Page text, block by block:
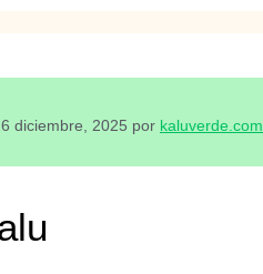
diciembre, 2025 por kaluverde.com